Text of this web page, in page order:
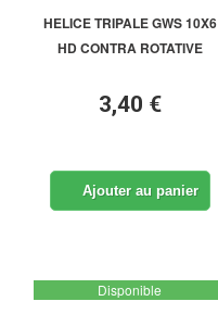
HELICE TRIPALE GWS 10X6
HD CONTRA ROTATIVE
3,40 €
Ajouter au panier
Disponible